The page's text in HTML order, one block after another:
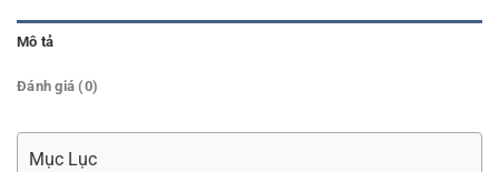
Mô tả
Đánh giá (0)
Mục Lục